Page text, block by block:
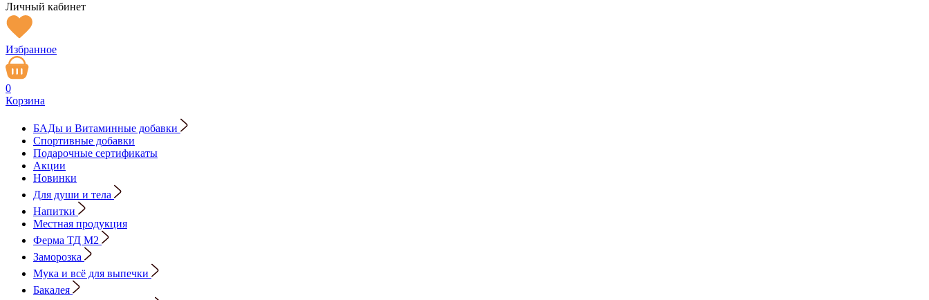
Личный кабинет
Избранное
0
Корзина
БАДы и Витаминные добавки
Спортивные добавки
Подарочные сертификаты
Акции
Новинки
Для души и тела
Напитки
Местная продукция
Ферма ТД М2
Заморозка
Мука и всё для выпечки
Бакалея